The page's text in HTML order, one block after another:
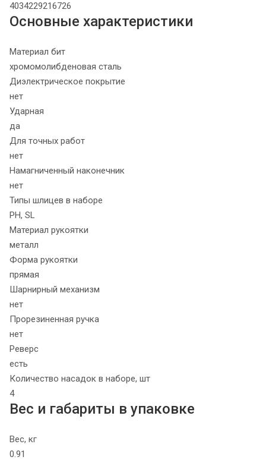
4034229216726
Основные характеристики
Материал бит
хромомолибденовая сталь
Диэлектрическое покрытие
нет
Ударная
да
Для точных работ
нет
Намагниченный наконечник
нет
Типы шлицев в наборе
PH, SL
Материал рукоятки
металл
Форма рукоятки
прямая
Шарнирный механизм
нет
Прорезиненная ручка
нет
Реверс
есть
Количество насадок в наборе, шт
4
Вес и габариты в упаковке
Вес, кг
0.91